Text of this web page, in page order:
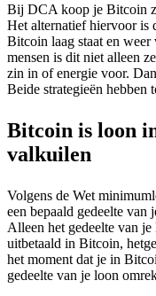
Bij DCA koop je Bitcoin
Het alternatief hiervoor is
Bitcoin laag staat en
mensen is dit niet alleen
zin in of energie voor.
Beide strategieën hebben
Bitcoin is loon
valkuilen
Volgens de Wet
een bepaald gedeelte van
Alleen het gedeelte van
uitbetaald in Bitcoin,
het moment dat je in
gedeelte van je loon